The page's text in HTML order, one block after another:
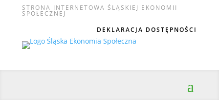
STRONA INTERNETOWA ŚLĄSKIEJ EKONOMII
SPOŁECZNEJ
DEKLARACJA DOSTĘPNOŚCI